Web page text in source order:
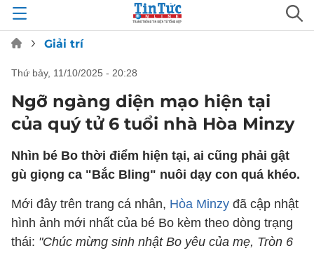
Giải trí
thứ bảy, 11/10/2025 - 20:28
Ngỡ ngàng diện mạo hiện tại
của quý tử 6 tuổi nhà Hòa Minzy
Nhìn bé Bo thời điểm hiện tại, ai cũng phải gật
gù giọng ca "Bắc Bling" nuôi dạy con quá khéo.
Mới đây trên trang cá nhân, Hòa Minzy đã cập nhật
hình ảnh mới nhất của bé Bo kèm theo dòng trạng
thái: "Chúc mừng sinh nhật Bo yêu của mẹ, Tròn 6